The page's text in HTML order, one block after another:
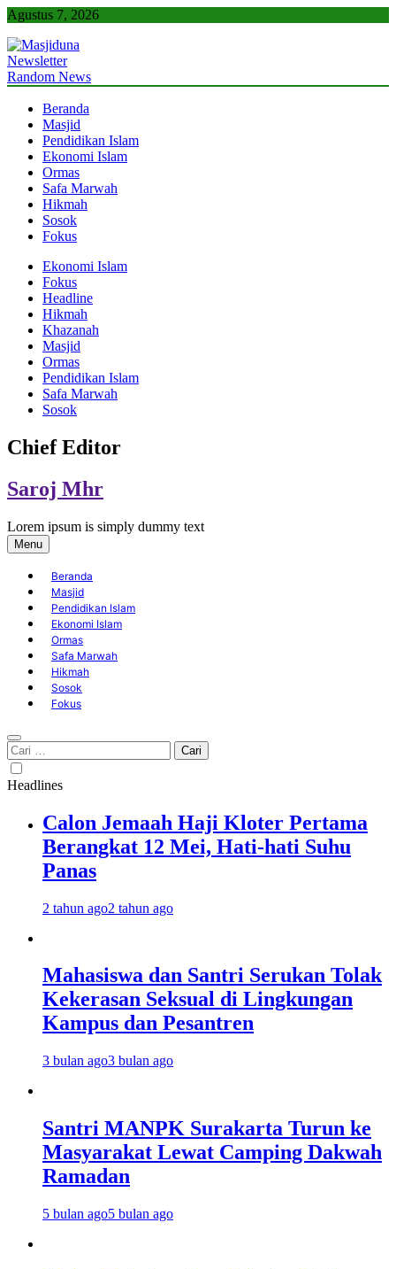
Skip
content
Agustus 7, 2026
Masjiduna
Referensi Berita Islam Indonesia
Newsletter
Random News
Beranda
Masjid
Pendidikan Islam
Ekonomi Islam
Ormas
Safa Marwah
Hikmah
Sosok
Fokus
Ekonomi Islam
Fokus
Headline
Hikmah
Khazanah
Masjid
Ormas
Pendidikan Islam
Safa Marwah
Sosok
Chief Editor
Saroj Mhr
Lorem ipsum is simply dummy text
Menu
Beranda
Masjid
Pendidikan Islam
Ekonomi Islam
Ormas
Safa Marwah
Hikmah
Sosok
Fokus
Cari
untuk:
Headlines
Calon Jemaah Haji Kloter Pertama
Berangkat 12 Mei, Hati-hati Suhu
Panas
2 tahun ago2 tahun ago
Mahasiswa dan Santri Serukan Tolak
Kekerasan Seksual di Lingkungan
Kampus dan Pesantren
3 bulan ago3 bulan ago
Santri MANPK Surakarta Turun ke
Masyarakat Lewat Camping Dakwah
Ramadan
5 bulan ago5 bulan ago